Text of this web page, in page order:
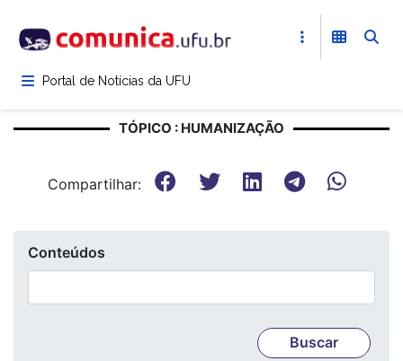
para
conteúdoPortal de Notícias da UFU
TÓPICO : HUMANIZAÇÃO
Compartilhar:
Conteúdos